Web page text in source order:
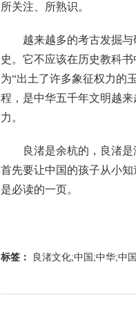
所关注、所熟识。
越来越多的考古发掘与
史。它不应该在历史教科
为“出土了许多象征权力的
程，是中华五千年文明越
力。
良渚是余杭的，良渚是
首先要让中国的孩子从小
是必读的一页。
标签： 良渚文化;中国;中华;中